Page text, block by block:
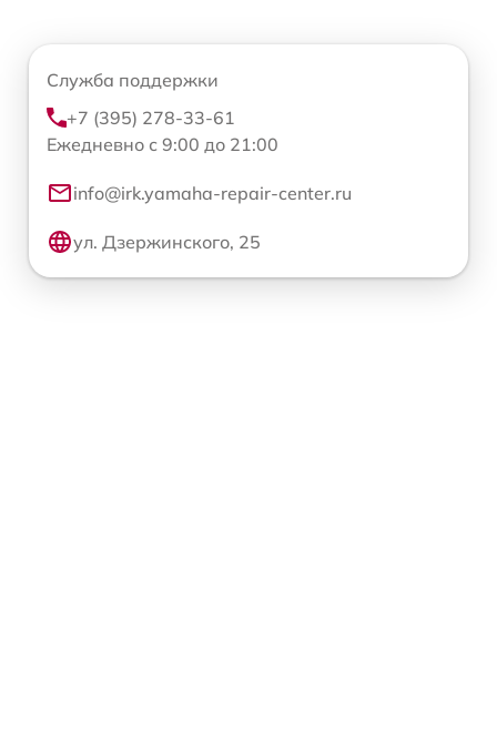
Служба поддержки
+7 (395) 278-33-61
Ежедневно с 9:00 до 21:00
info@irk.yamaha-repair-center.ru
ул. Дзержинского, 25